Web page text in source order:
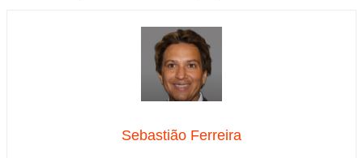
Sebastião Ferreira